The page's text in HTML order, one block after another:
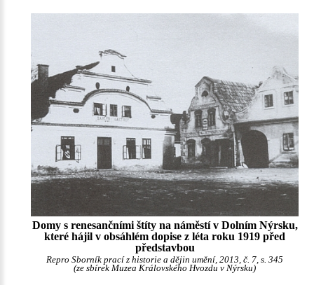
Domy s renesančními štíty na náměstí v Dolním Nýrsku,
které hájil v obsáhlém dopise z léta roku 1919 před
představbou
Repro Sborník prací z historie a dějin umění, 2013, č. 7, s. 345
(ze sbírek Muzea Královského Hvozdu v Nýrsku)